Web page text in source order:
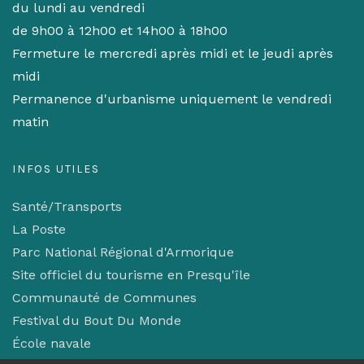
du lundi au vendredi
de 9h00 à 12h00 et 14h00 à 18h00
Fermeture le mercredi après midi et le jeudi après
midi
Permanence d'urbanisme uniquement le vendredi
matin
INFOS UTILES
Santé/Transports
La Poste
Parc National Régional d'Armorique
Site officiel du tourisme en Presqu'île
Communauté de Communes
Festival du Bout Du Monde
École navale